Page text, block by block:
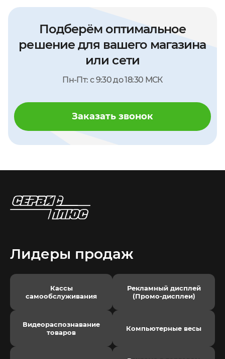
Подберём оптимальное
решение для вашего магазина
или сети
Пн-Пт: с 9:30 до 18:30 МСК
Заказать звонок
Лидеры продаж
Кассы
самообслуживания
Рекламный дисплей
(Промо-дисплеи)
Видеораспознавание
товаров
Компьютерные весы